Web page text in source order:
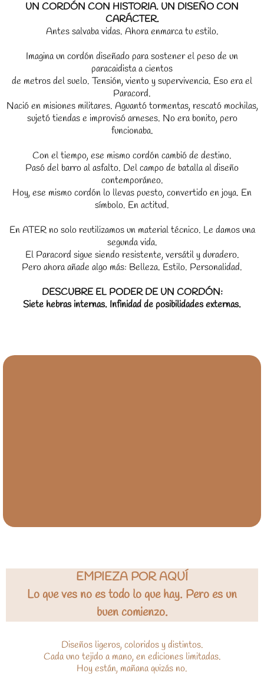
UN CORDÓN CON HISTORIA. UN DISEÑO CON
CARÁCTER.
Antes salvaba vidas. Ahora enmarca tu estilo.
Imagina un cordón diseñado para sostener el peso de un
paracaidista a cientos
de metros del suelo. Tensión, viento y supervivencia. Eso era el
Paracord.
Nació en misiones militares. Aguantó tormentas, rescató mochilas,
sujetó tiendas e improvisó arneses. No era bonito, pero
funcionaba.
Con el tiempo, ese mismo cordón cambió de destino.
Pasó del barro al asfalto. Del campo de batalla al diseño
contemporáneo.
Hoy, ese mismo cordón lo llevas puesto, convertido en joya. En
símbolo. En actitud.
En ATER no solo reutilizamos un material técnico. Le damos una
segunda vida.
El Paracord sigue siendo resistente, versátil y duradero.
Pero ahora añade algo más: Belleza. Estilo. Personalidad.
DESCUBRE EL PODER DE UN CORDÓN:
Siete hebras internas. Infinidad de posibilidades externas.
EMPIEZA POR AQUÍ
Lo que ves no es todo lo que hay. Pero es un
buen comienzo.
Diseños ligeros, coloridos y distintos.
Cada uno tejido a mano, en ediciones limitadas.
Hoy están, mañana quizás no.